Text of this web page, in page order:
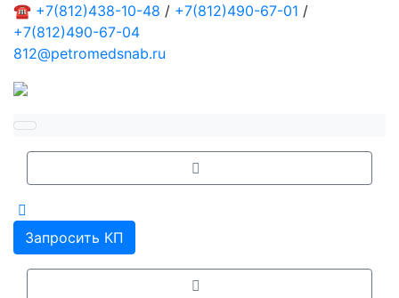
☎ +7(812)438-10-48 / +7(812)490-67-01 /
+7(812)490-67-04
812@petromedsnab.ru
Запросить КП